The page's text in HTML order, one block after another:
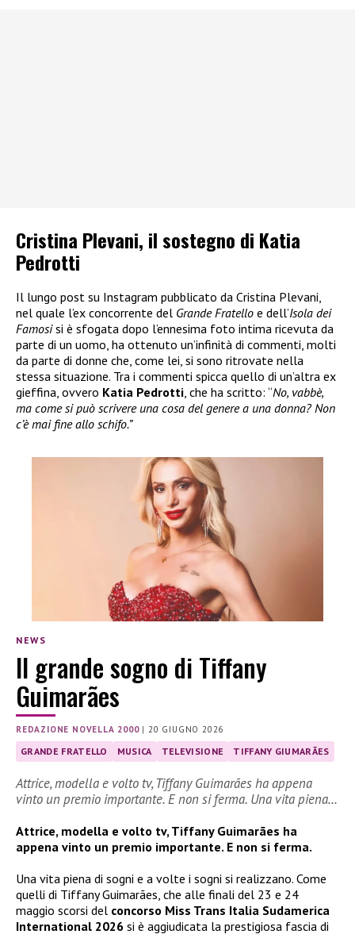
Cristina Plevani, il sostegno di Katia
Pedrotti
Il lungo post su Instagram pubblicato da Cristina Plevani,
nel quale l’ex concorrente del Grande Fratello e dell’Isola dei
Famosisi è sfogata dopo l’ennesima foto intima ricevuta da
parte di un uomo, ha ottenuto un’infinità di commenti, molti
da parte di donne che, come lei, si sono ritrovate nella
stessa situazione. Tra i commenti spicca quello di un’altra ex
gieffina, ovvero Katia Pedrotti, che ha scritto: “No, vabbè,
ma come si può scrivere una cosa del genere a una donna? Non
c’è mai fine allo schifo.”
NEWS
Il grande sogno di Tiffany
Guimarães
REDAZIONE NOVELLA 2000|20 GIUGNO 2026
GRANDE FRATELLO MUSICA TELEVISIONE TIFFANY GIUMARÃES
Attrice, modella e volto tv, Tiffany Guimarães ha appena
vinto un premio importante. E non si ferma. Una vita piena…
Attrice, modella e volto tv, Tiffany Guimarães ha
appena vinto un premio importante. E non si ferma.
Una vita piena di sogni e a volte i sogni si realizzano. Come
quelli di Tiffany Guimarães, che alle finali del 23 e 24
maggio scorsi del concorso Miss Trans Italia Sudamerica
International 2026 si è aggiudicata la prestigiosa fascia di